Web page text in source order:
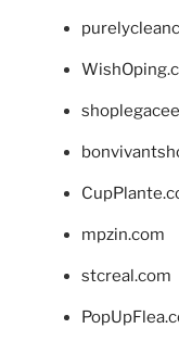
mpzin.com
stcreal.com